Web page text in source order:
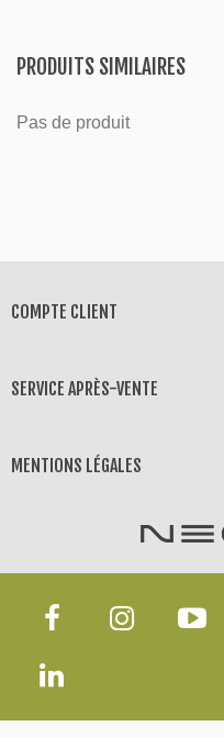
PRODUITS SIMILAIRES
Pas de produit
COMPTE CLIENT
SERVICE APRÈS-VENTE
MENTIONS LÉGALES